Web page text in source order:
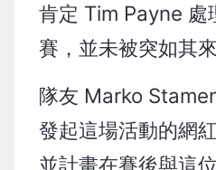
肯定 Tim Payne 處
賽，並未被突如其
隊友 Marko
發起這場活動的網
並計畫在賽後與這